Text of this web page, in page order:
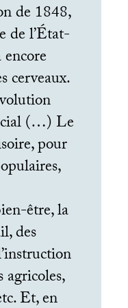
de 1848,
de l’État-
cerveaux.
(…) Le
pour
être, la
des
agricoles,
Et, en